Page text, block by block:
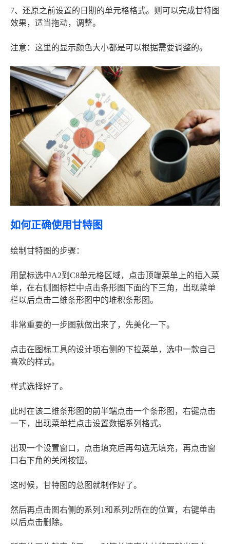
7、还原之前设置的日期的单元格格式。则可以完成甘特图
效果，适当拖动，调整。
注意：这里的显示颜色大小都是可以根据需要调整的。
如何正确使用甘特图
绘制甘特图的步骤：
用鼠标选中A2到C8单元格区域，点击顶端菜单上的插入菜
单，在右侧图标栏中点击条形图下面的下三角，出现菜单
栏以后点击二维条形图中的堆积条形图。
非常重要的一步图就做出来了，先美化一下。
点击在图标工具的设计项右侧的下拉菜单，选中一款自己
喜欢的样式。
样式选择好了。
此时在该二维条形图的前半端点击一个条形图，右键点击
一下，出现菜单栏点击设置数据系列格式。
出现一个设置窗口，点击填充后再勾选无填充，再点击窗
口右下角的关闭按钮。
这时候，甘特图的总图就制作好了。
然后再点击图右侧的系列1和系列2所在的位置，右键单击
以后点击删除。